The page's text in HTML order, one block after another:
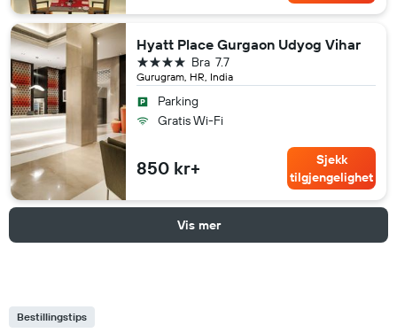
Hyatt Place Gurgaon Udyog Vihar
Gurugram, HR, India
7.7
Bra
4 stjerner
Parking
Gratis Wi-Fi
850 kr+
Sjekk
tilgjengelighet
Vis mer
Bestillingstips